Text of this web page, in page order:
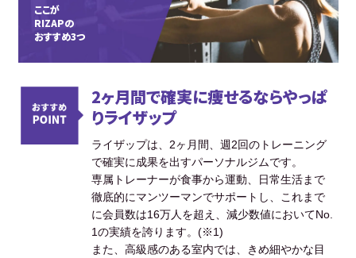
ここが
RIZAPの
おすすめ3つ
2ヶ月間で確実に痩せるならやっぱ
りライザップ
ライザップは、2ヶ月間、週2回のトレーニング
で確実に成果を出すパーソナルジムです。
専属トレーナーが食事から運動、日常生活まで
徹底的にマンツーマンでサポートし、これまで
に会員数は16万人を超え、減少数値においてNo.
1の実績を誇ります。(※1)
また、高級感のある室内では、きめ細やかな目